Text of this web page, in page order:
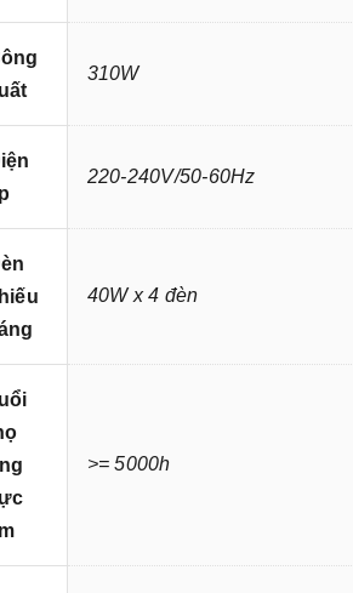
310W
220-240V/50-60Hz
40W x 4 đèn
>= 5000h